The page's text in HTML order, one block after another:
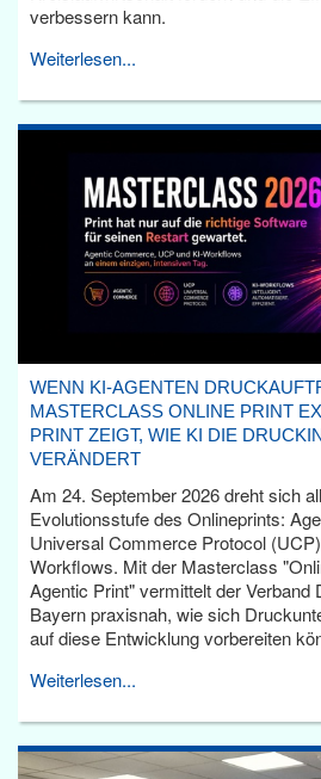
verbessern kann.
Weiterlesen...
WENN KI-AGENTEN
MASTERCLASS ONLINE PRINT
PRINT ZEIGT, WIE KI DIE
VERÄNDERT
Am 24. September 2026 dreht sich
Evolutionsstufe des Onlineprints:
Universal Commerce Protocol
Workflows. Mit der Masterclass
Agentic Print" vermittelt der Verband
Bayern praxisnah, wie sich
auf diese Entwicklung vorbereiten
Weiterlesen...